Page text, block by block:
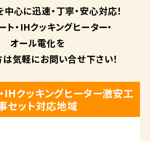
中心に迅速・丁寧・安心対応！
ト・IHクッキングヒーター・
オール電化を
は気軽にお問い合せ下さい！
IHクッキングヒーター激安工
セット対応地域